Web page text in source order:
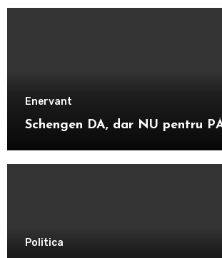
Enervant
Schengen DA, dar NU pentru
Politica